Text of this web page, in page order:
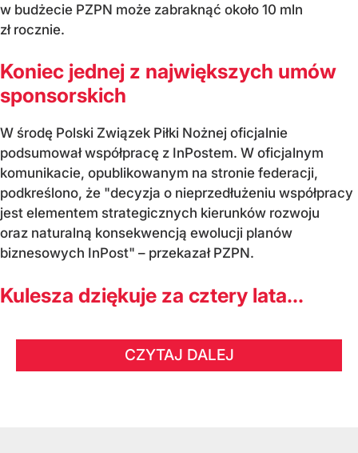
w budżecie PZPN może zabraknąć około 10 mln
zł rocznie.
Koniec jednej z największych umów
sponsorskich
W środę Polski Związek Piłki Nożnej oficjalnie
podsumował współpracę z InPostem. W oficjalnym
komunikacie, opublikowanym na stronie federacji,
podkreślono, że "decyzja o nieprzedłużeniu współpracy
jest elementem strategicznych kierunków rozwoju
oraz naturalną konsekwencją ewolucji planów
biznesowych InPost" – przekazał PZPN.
Kulesza dziękuje za cztery lata...
CZYTAJ DALEJ